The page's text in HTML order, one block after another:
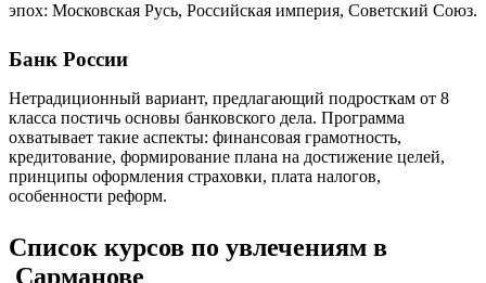
эпох: Московская Русь, Российская империя, Советский Союз.
Банк России
Нетрадиционный вариант, предлагающий подросткам от 8
класса постичь основы банковского дела. Программа
охватывает такие аспекты: финансовая грамотность,
кредитование, формирование плана на достижение целей,
принципы оформления страховки, плата налогов,
особенности реформ.
Список курсов по увлечениям в
Сарманове